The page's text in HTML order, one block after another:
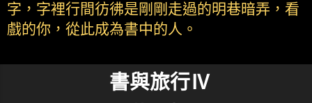
字，字裡行間彷彿是剛剛走過的明巷暗弄，看
戲的你，從此成為書中的人。
書與旅行Ⅳ